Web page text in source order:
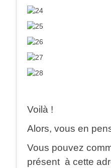
Voilà !
Alors, vous en
Vous pouvez
présent à cette